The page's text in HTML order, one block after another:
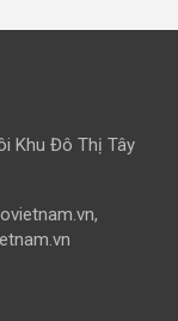
Khu Đô Thị Tây